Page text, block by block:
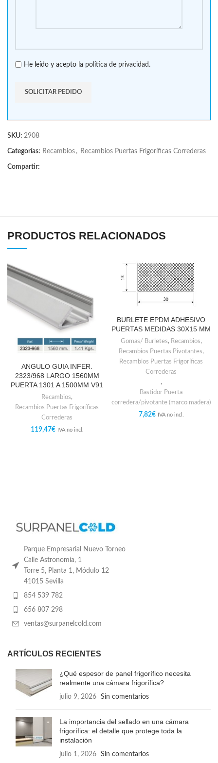
He leído y acepto la política de privacidad.
SKU: 2908
Categorías: Recambios , Recambios Puertas Frigoríficas Correderas
Compartir:
PRODUCTOS RELACIONADOS
ANGULO GUIA INFER.
2323/968 LARGO 1560MM
PUERTA 1301 A 1500MM V91
Recambios,
Recambios Puertas Frigoríficas
Correderas
119,47€ IVA no incl.
BURLETE EPDM ADHESIVO
PUERTAS MEDIDAS 30X15 MM
Gomas/ Burletes, Recambios,
Recambios Puertas Pivotantes,
Recambios Puertas Frigoríficas
Correderas
,
Bastidor Puerta
corredera/pivotante (marco madera)
7,82€ IVA no incl.
Parque Empresarial Nuevo Torneo
Calle Astronomía, 1
Torre 5, Planta 1, Módulo 12
41015 Sevilla
854 539 782
656 807 298
ventas@surpanelcold.com
ARTÍCULOS RECIENTES
¿Qué espesor de panel frigorífico necesita
realmente una cámara frigorífica?
julio 9, 2026 Sin comentarios
La importancia del sellado en una cámara
frigorífica: el detalle que protege toda la
instalación
julio 1, 2026 Sin comentarios